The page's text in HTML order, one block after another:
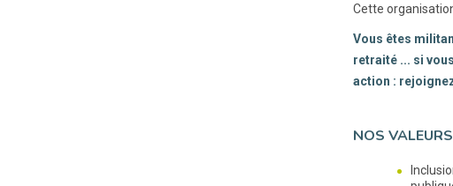
Cette
Vous êtes
retraité ... si
action :
NOS VALEURS